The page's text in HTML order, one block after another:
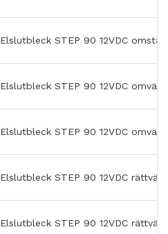
Elslutbleck STEP 90 12VDC
Elslutbleck STEP 90 12VDC
Elslutbleck STEP 90 12VDC
Elslutbleck STEP 90 12VDC
Elslutbleck STEP 90 12VDC